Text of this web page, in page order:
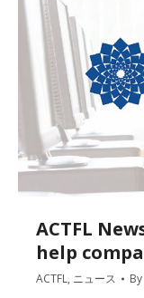
ACTFL
help
ACTFL, ニュース By